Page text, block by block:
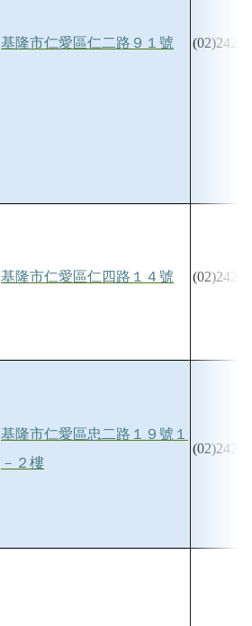
基隆市仁愛區仁二路９１號 (02)2428-
基隆市仁愛區仁四路１４號 (02)2422-
基隆市仁愛區忠二路１９號１
－２樓
(02)2427-